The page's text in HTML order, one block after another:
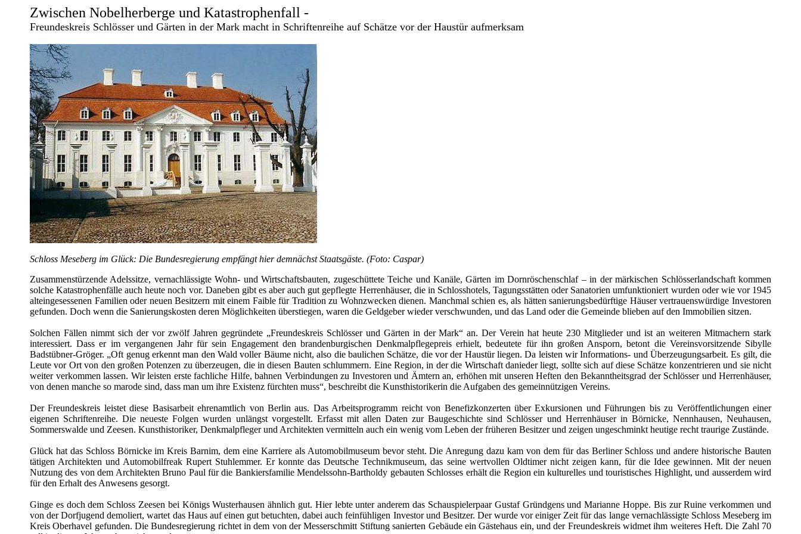
Zwischen Nobelherberge und Katastrophenfall -
Freundeskreis Schlösser und Gärten in der Mark macht in Schriftenreihe auf Schätze vor der Haustür aufmerksam
Schloss Meseberg im Glück: Die Bundesregierung empfängt hier demnächst Staatsgäste. (Foto: Caspar)
Zusammenstürzende Adelssitze, vernachlässigte Wohn- und Wirtschaftsbauten, zugeschüttete Teiche und Kanäle, Gärten im Dornröschenschlaf – in der märkischen Schlösserlandschaft kommen
solche Katastrophenfälle auch heute noch vor. Daneben gibt es aber auch gut gepflegte Herrenhäuser, die in Schlosshotels, Tagungsstätten oder Sanatorien umfunktioniert wurden oder wie vor 1945
alteingesessenen Familien oder neuen Besitzern mit einem Faible für Tradition zu Wohnzwecken dienen. Manchmal schien es, als hätten sanierungsbedürftige Häuser vertrauenswürdige Investoren
gefunden. Doch wenn die Sanierungskosten deren Möglichkeiten überstiegen, waren die Geldgeber wieder verschwunden, und das Land oder die Gemeinde blieben auf den Immobilien sitzen.
Solchen Fällen nimmt sich der vor zwölf Jahren gegründete „Freundeskreis Schlösser und Gärten in der Mark“ an. Der Verein hat heute 230 Mitglieder und ist an weiteren Mitmachern stark
interessiert. Dass er im vergangenen Jahr für sein Engagement den brandenburgischen Denkmalpflegepreis erhielt, bedeutete für ihn großen Ansporn, betont die Vereinsvorsitzende Sibylle
Badstübner-Gröger. „Oft genug erkennt man den Wald voller Bäume nicht, also die baulichen Schätze, die vor der Haustür liegen. Da leisten wir Informations- und Überzeugungsarbeit. Es gilt, die
Leute vor Ort von den großen Potenzen zu überzeugen, die in diesen Bauten schlummern. Eine Region, in der die Wirtschaft danieder liegt, sollte sich auf diese Schätze konzentrieren und sie nicht
weiter verkommen lassen. Wir leisten erste fachliche Hilfe, bahnen Verbindungen zu Investoren und Ämtern an, erhöhen mit unseren Heften den Bekanntheitsgrad der Schlösser und Herrenhäuser,
von denen manche so marode sind, dass man um ihre Existenz fürchten muss“, beschreibt die Kunsthistorikerin die Aufgaben des gemeinnützigen Vereins.
Der Freundeskreis leistet diese Basisarbeit ehrenamtlich von Berlin aus. Das Arbeitsprogramm reicht von Benefizkonzerten über Exkursionen und Führungen bis zu Veröffentlichungen einer
eigenen Schriftenreihe. Die neueste Folgen wurden unlängst vorgestellt. Erfasst mit allen Daten zur Baugeschichte sind Schlösser und Herrenhäuser in Börnicke, Nennhausen, Neuhausen,
Sommerswalde und Zeesen. Kunsthistoriker, Denkmalpfleger und Architekten vermitteln auch ein wenig vom Leben der früheren Besitzer und zeigen ungeschminkt heutige recht traurige Zustände.
Glück hat das Schloss Börnicke im Kreis Barnim, dem eine Karriere als Automobilmuseum bevor steht. Die Anregung dazu kam von dem für das Berliner Schloss und andere historische Bauten
tätigen Architekten und Automobilfreak Rupert Stuhlemmer. Er konnte das Deutsche Technikmuseum, das seine wertvollen Oldtimer nicht zeigen kann, für die Idee gewinnen. Mit der neuen
Nutzung des von dem Architekten Bruno Paul für die Bankiersfamilie Mendelssohn-Bartholdy gebauten Schlosses erhält die Region ein kulturelles und touristisches Highlight, und ausserdem wird
für den Erhalt des Anwesens gesorgt.
Ginge es doch dem Schloss Zeesen bei Königs Wusterhausen ähnlich gut. Hier lebte unter anderem das Schauspielerpaar Gustaf Gründgens und Marianne Hoppe. Bis zur Ruine verkommen und
von der Dorfjugend demoliert, wartet das Haus auf einen gut betuchten, dabei auch feinfühligen Investor und Besitzer. Der wurde vor einiger Zeit für das lange vernachlässigte Schloss Meseberg im
Kreis Oberhavel gefunden. Die Bundesregierung richtet in dem von der Messerschmitt Stiftung sanierten Gebäude ein Gästehaus ein, und der Freundeskreis widmet ihm weiteres Heft. Die Zahl 70